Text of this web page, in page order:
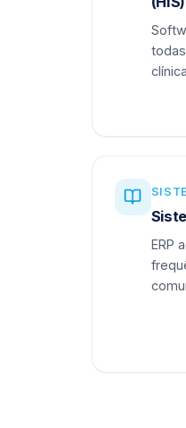
ERP